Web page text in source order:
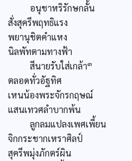
อนุชาหริรักษกลั้น
สั่งสุครีพฤทธิแรง
พยานุชิตคำแหง
นิลพัทตามทางฟ้า
สีนายรับใส่เกล้า๓
ตลอดทั่วอัฐทิศ
เหนน้องพระจักรกฤษณ์
แสนเทวศลำบากพ้น
ลูกลมแปลงเพศเพี้ยน
จิกกระชากเหราศิลป์
สุครีพมุ่งภักตร์ผิน